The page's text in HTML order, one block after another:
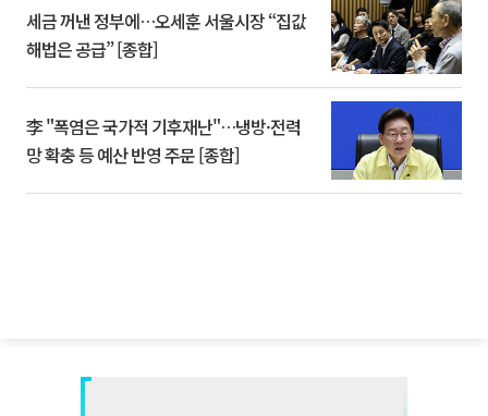
세금 꺼낸 정부에…오세훈 서울시장 “집값
해법은 공급” [종합]
李 "폭염은 국가적 기후재난"…냉방·전력
망 확충 등 예산 반영 주문 [종합]